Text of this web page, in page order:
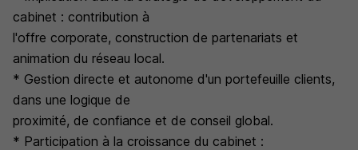
cabinet : contribution à
l'offre corporate, construction de partenariats et
animation du réseau local.
* Gestion directe et autonome d'un portefeuille clients,
dans une logique de
proximité, de confiance et de conseil global.
* Participation à la croissance du cabinet :